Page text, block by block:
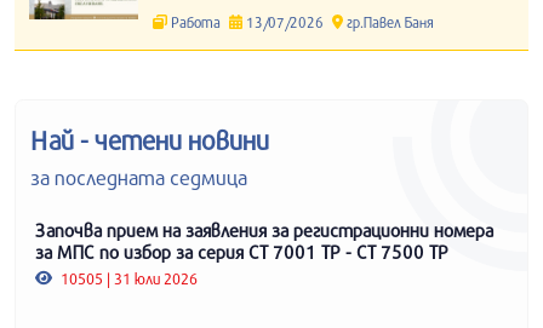
Работа 13/07/2026 гр.Павел Баня
Най - четени новини
за последната седмица
Започва прием на заявления за регистрационни номера
за МПС по избор за серия СТ 7001 ТР - СТ 7500 ТР
10505 | 31 юли 2026